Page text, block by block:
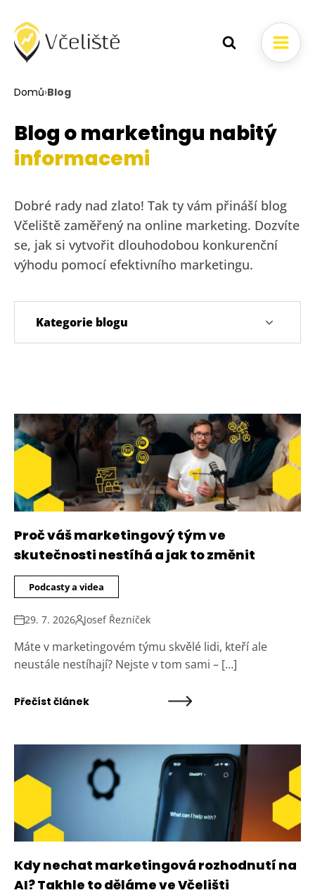
Domů›Blog
Blog o marketingu nabitý
informacemi
Dobré rady nad zlato! Tak ty vám přináší blog
Včeliště zaměřený na online marketing. Dozvíte
se, jak si vytvořit dlouhodobou konkurenční
výhodu pomocí efektivního marketingu.
Kategorie blogu
Proč váš marketingový tým ve
skutečnosti nestíhá a jak to změnit
Podcasty a videa
29. 7. 2026 Josef Řezníček
Máte v marketingovém týmu skvělé lidi, kteří ale
neustále nestíhají? Nejste v tom sami – […]
Přečíst článek
Kdy nechat marketingová rozhodnutí na
AI? Takhle to děláme ve Včelišti